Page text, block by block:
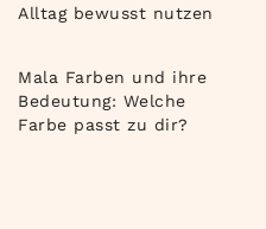
Alltag bewusst nutzen
Mala Farben und ihre
Bedeutung: Welche
Farbe passt zu dir?